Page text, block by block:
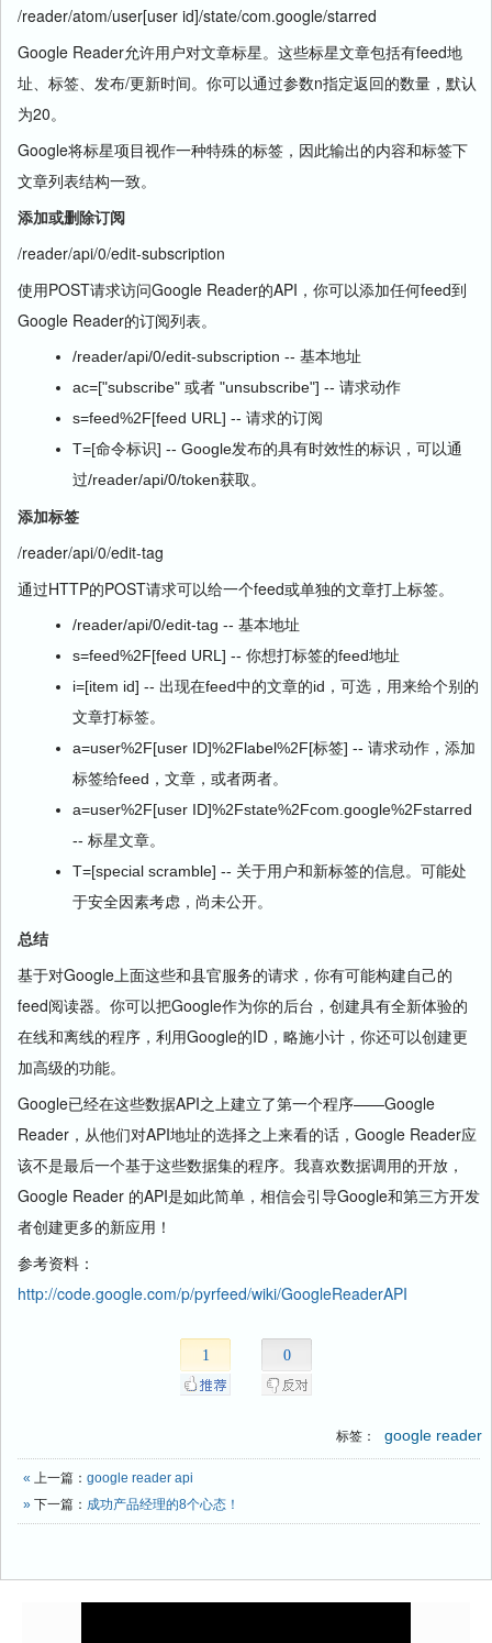
/reader/atom/user[user id]/state/com.google/starred
Google Reader允许用户对文章标星。这些标星文章包括有feed地
址、标签、发布/更新时间。你可以通过参数n指定返回的数量，默认
为20。
Google将标星项目视作一种特殊的标签，因此输出的内容和标签下
文章列表结构一致。
添加或删除订阅
/reader/api/0/edit-subscription
使用POST请求访问Google Reader的API，你可以添加任何feed到
Google Reader的订阅列表。
/reader/api/0/edit-subscription -- 基本地址
ac=["subscribe" 或者 "unsubscribe"] -- 请求动作
s=feed%2F[feed URL] -- 请求的订阅
T=[命令标识] -- Google发布的具有时效性的标识，可以通
过/reader/api/0/token获取。
添加标签
/reader/api/0/edit-tag
通过HTTP的POST请求可以给一个feed或单独的文章打上标签。
/reader/api/0/edit-tag -- 基本地址
s=feed%2F[feed URL] -- 你想打标签的feed地址
i=[item id] -- 出现在feed中的文章的id，可选，用来给个别的
文章打标签。
a=user%2F[user ID]%2Flabel%2F[标签] -- 请求动作，添加
标签给feed，文章，或者两者。
a=user%2F[user ID]%2Fstate%2Fcom.google%2Fstarred
-- 标星文章。
T=[special scramble] -- 关于用户和新标签的信息。可能处
于安全因素考虑，尚未公开。
总结
基于对Google上面这些和县官服务的请求，你有可能构建自己的
feed阅读器。你可以把Google作为你的后台，创建具有全新体验的
在线和离线的程序，利用Google的ID，略施小计，你还可以创建更
加高级的功能。
Google已经在这些数据API之上建立了第一个程序——Google
Reader，从他们对API地址的选择之上来看的话，Google Reader应
该不是最后一个基于这些数据集的程序。我喜欢数据调用的开放，
Google Reader 的API是如此简单，相信会引导Google和第三方开发
者创建更多的新应用！
参考资料：
http://code.google.com/p/pyrfeed/wiki/GoogleReaderAPI
1 0
标签： google reader
« 上一篇： google reader api
» 下一篇： 成功产品经理的8个心态！